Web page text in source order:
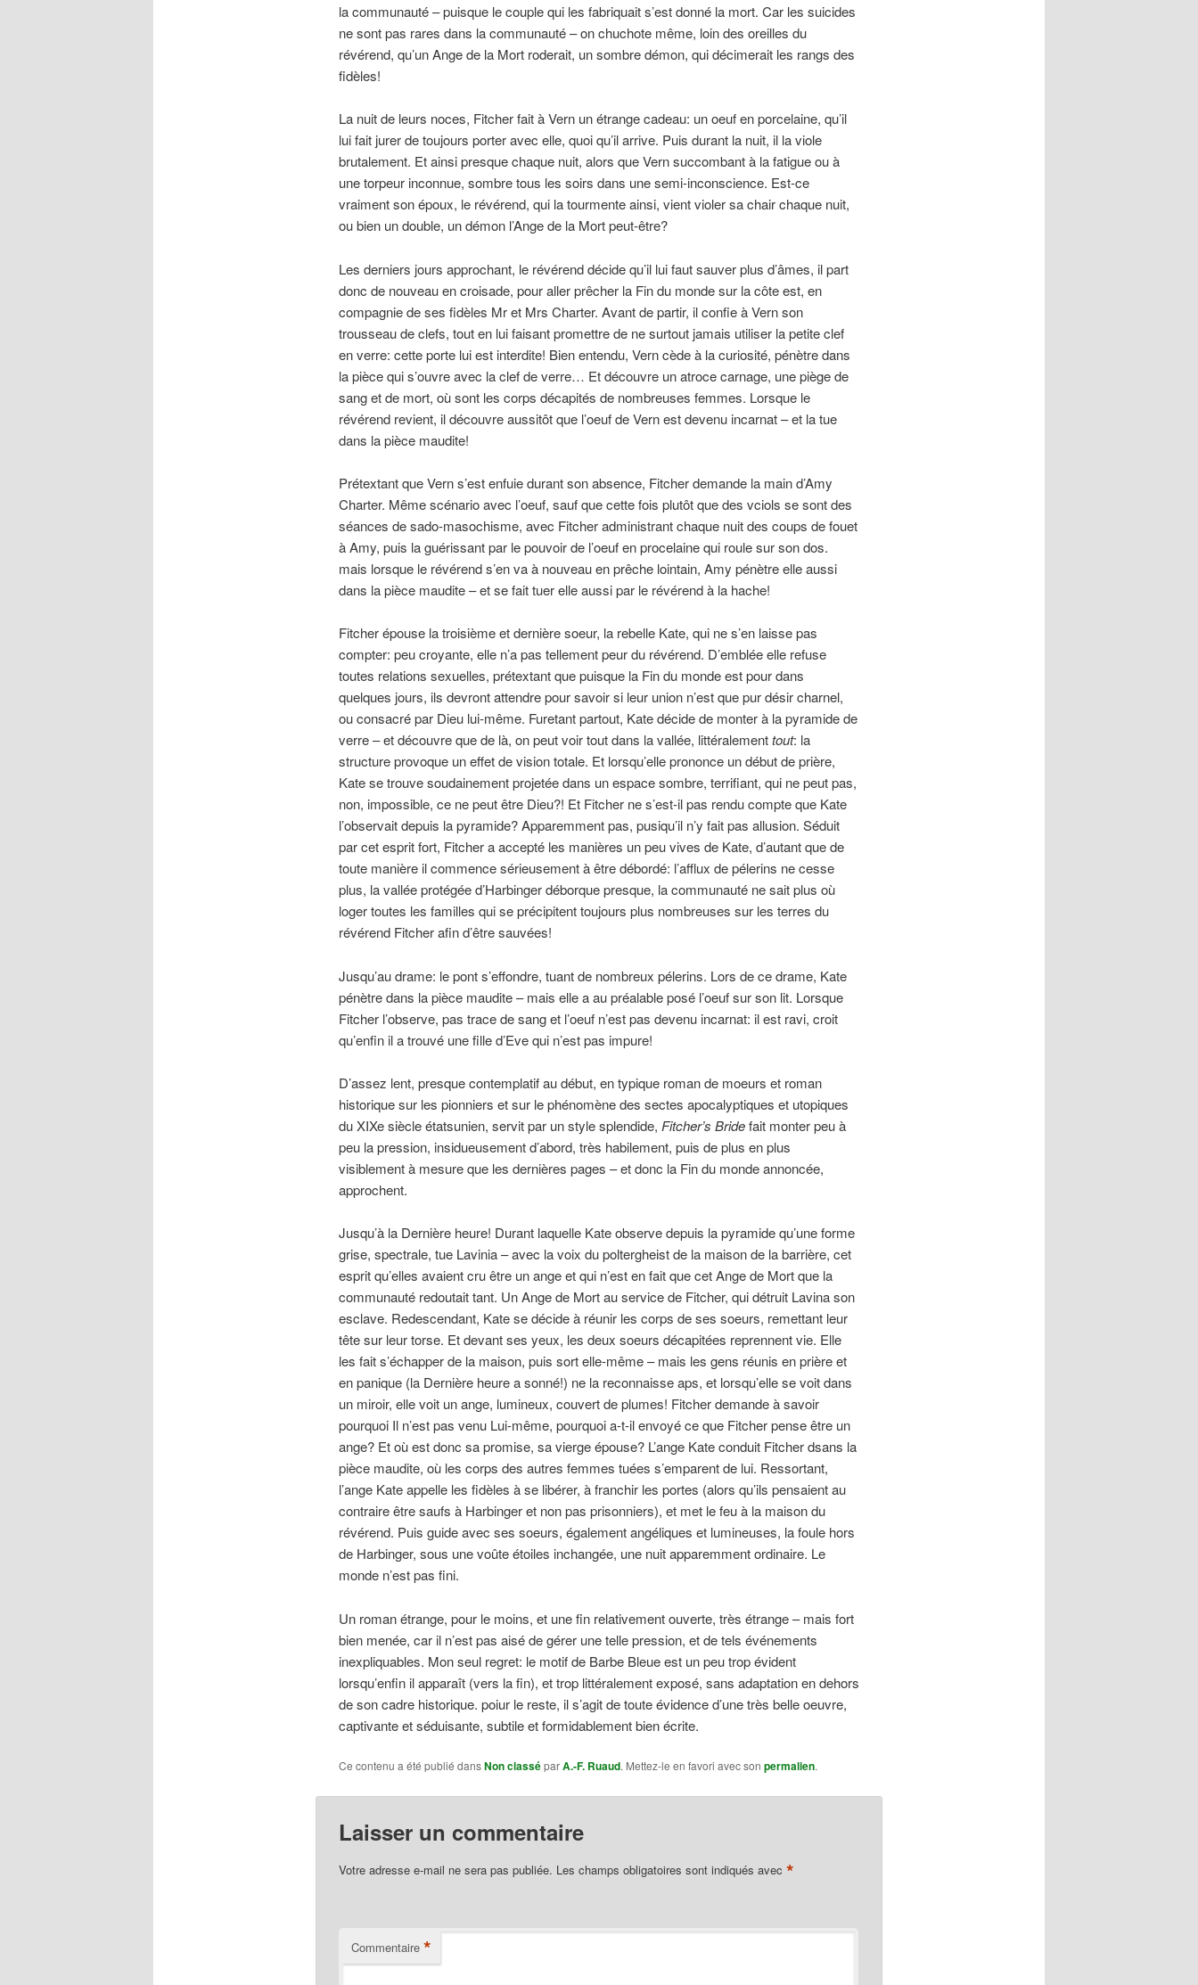
la communauté – puisque le couple qui les fabriquait s’est donné la mort. Car les suicides
ne sont pas rares dans la communauté – on chuchote même, loin des oreilles du
révérend, qu’un Ange de la Mort roderait, un sombre démon, qui décimerait les rangs des
fidèles!
La nuit de leurs noces, Fitcher fait à Vern un étrange cadeau: un oeuf en porcelaine, qu’il
lui fait jurer de toujours porter avec elle, quoi qu’il arrive. Puis durant la nuit, il la viole
brutalement. Et ainsi presque chaque nuit, alors que Vern succombant à la fatigue ou à
une torpeur inconnue, sombre tous les soirs dans une semi-inconscience. Est-ce
vraiment son époux, le révérend, qui la tourmente ainsi, vient violer sa chair chaque nuit,
ou bien un double, un démon l’Ange de la Mort peut-être?
Les derniers jours approchant, le révérend décide qu’il lui faut sauver plus d’âmes, il part
donc de nouveau en croisade, pour aller prêcher la Fin du monde sur la côte est, en
compagnie de ses fidèles Mr et Mrs Charter. Avant de partir, il confie à Vern son
trousseau de clefs, tout en lui faisant promettre de ne surtout jamais utiliser la petite clef
en verre: cette porte lui est interdite! Bien entendu, Vern cède à la curiosité, pénètre dans
la pièce qui s’ouvre avec la clef de verre… Et découvre un atroce carnage, une piège de
sang et de mort, où sont les corps décapités de nombreuses femmes. Lorsque le
révérend revient, il découvre aussitôt que l’oeuf de Vern est devenu incarnat – et la tue
dans la pièce maudite!
Prétextant que Vern s’est enfuie durant son absence, Fitcher demande la main d’Amy
Charter. Même scénario avec l’oeuf, sauf que cette fois plutôt que des vciols se sont des
séances de sado-masochisme, avec Fitcher administrant chaque nuit des coups de fouet
à Amy, puis la guérissant par le pouvoir de l’oeuf en procelaine qui roule sur son dos.
mais lorsque le révérend s’en va à nouveau en prêche lointain, Amy pénètre elle aussi
dans la pièce maudite – et se fait tuer elle aussi par le révérend à la hache!
Fitcher épouse la troisième et dernière soeur, la rebelle Kate, qui ne s’en laisse pas
compter: peu croyante, elle n’a pas tellement peur du révérend. D’emblée elle refuse
toutes relations sexuelles, prétextant que puisque la Fin du monde est pour dans
quelques jours, ils devront attendre pour savoir si leur union n’est que pur désir charnel,
ou consacré par Dieu lui-même. Furetant partout, Kate décide de monter à la pyramide de
verre – et découvre que de là, on peut voir tout dans la vallée, littéralementtout: la
structure provoque un effet de vision totale. Et lorsqu’elle prononce un début de prière,
Kate se trouve soudainement projetée dans un espace sombre, terrifiant, qui ne peut pas,
non, impossible, ce ne peut être Dieu?! Et Fitcher ne s’est-il pas rendu compte que Kate
l’observait depuis la pyramide? Apparemment pas, pusiqu’il n’y fait pas allusion. Séduit
par cet esprit fort, Fitcher a accepté les manières un peu vives de Kate, d’autant que de
toute manière il commence sérieusement à être débordé: l’afflux de pélerins ne cesse
plus, la vallée protégée d’Harbinger déborque presque, la communauté ne sait plus où
loger toutes les familles qui se précipitent toujours plus nombreuses sur les terres du
révérend Fitcher afin d’être sauvées!
Jusqu’au drame: le pont s’effondre, tuant de nombreux pélerins. Lors de ce drame, Kate
pénètre dans la pièce maudite – mais elle a au préalable posé l’oeuf sur son lit. Lorsque
Fitcher l’observe, pas trace de sang et l’oeuf n’est pas devenu incarnat: il est ravi, croit
qu’enfin il a trouvé une fille d’Eve qui n’est pas impure!
D’assez lent, presque contemplatif au début, en typique roman de moeurs et roman
historique sur les pionniers et sur le phénomène des sectes apocalyptiques et utopiques
du XIXe siècle étatsunien, servit par un style splendide, Fitcher’s Bridefait monter peu à
peu la pression, insidueusement d’abord, très habilement, puis de plus en plus
visiblement à mesure que les dernières pages – et donc la Fin du monde annoncée,
approchent.
Jusqu’à la Dernière heure! Durant laquelle Kate observe depuis la pyramide qu’une forme
grise, spectrale, tue Lavinia – avec la voix du poltergheist de la maison de la barrière, cet
esprit qu’elles avaient cru être un ange et qui n’est en fait que cet Ange de Mort que la
communauté redoutait tant. Un Ange de Mort au service de Fitcher, qui détruit Lavina son
esclave. Redescendant, Kate se décide à réunir les corps de ses soeurs, remettant leur
tête sur leur torse. Et devant ses yeux, les deux soeurs décapitées reprennent vie. Elle
les fait s’échapper de la maison, puis sort elle-même – mais les gens réunis en prière et
en panique (la Dernière heure a sonné!) ne la reconnaisse aps, et lorsqu’elle se voit dans
un miroir, elle voit un ange, lumineux, couvert de plumes! Fitcher demande à savoir
pourquoi Il n’est pas venu Lui-même, pourquoi a-t-il envoyé ce que Fitcher pense être un
ange? Et où est donc sa promise, sa vierge épouse? L’ange Kate conduit Fitcher dsans la
pièce maudite, où les corps des autres femmes tuées s’emparent de lui. Ressortant,
l’ange Kate appelle les fidèles à se libérer, à franchir les portes (alors qu’ils pensaient au
contraire être saufs à Harbinger et non pas prisonniers), et met le feu à la maison du
révérend. Puis guide avec ses soeurs, également angéliques et lumineuses, la foule hors
de Harbinger, sous une voûte étoiles inchangée, une nuit apparemment ordinaire. Le
monde n’est pas fini.
Un roman étrange, pour le moins, et une fin relativement ouverte, très étrange – mais fort
bien menée, car il n’est pas aisé de gérer une telle pression, et de tels événements
inexpliquables. Mon seul regret: le motif de Barbe Bleue est un peu trop évident
lorsqu’enfin il apparaît (vers la fin), et trop littéralement exposé, sans adaptation en dehors
de son cadre historique. poiur le reste, il s’agit de toute évidence d’une très belle oeuvre,
captivante et séduisante, subtile et formidablement bien écrite.
Ce contenu a été publié dansNon classéparA.-F. Ruaud. Mettez-le en favori avec son permalien.
Laisser un commentaire
Votre adresse e-mail ne sera pas publiée. Les champs obligatoires sont indiqués avec *
Commentaire *